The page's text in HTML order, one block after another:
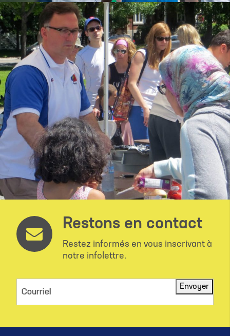
Restons en contact
Restez informés en vous inscrivant à
notre infolettre.
Courriel
Envoyer